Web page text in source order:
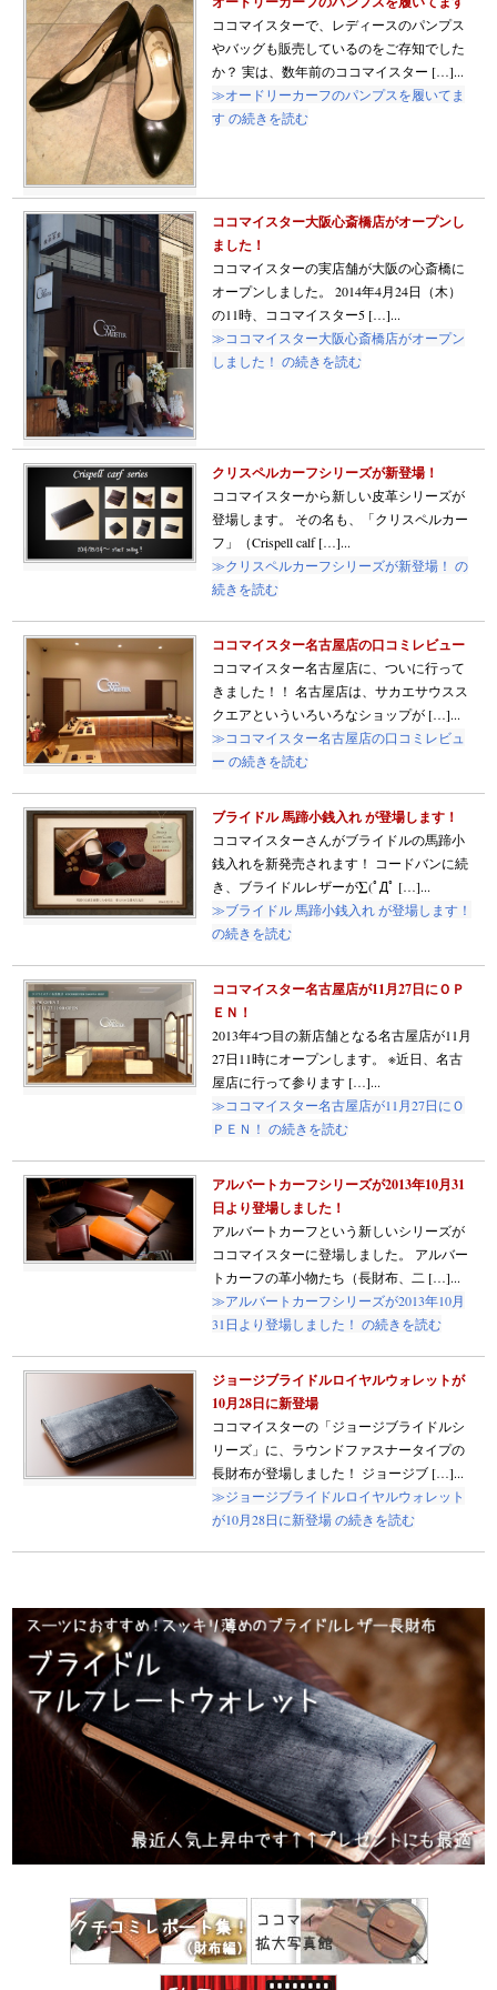
ココマイスターで、レディースのパンプス
やバッグも販売しているのをご存知でした
か？ 実は、数年前のココマイスター […]...
≫オードリーカーフのパンプスを履いてま
す の続きを読む
ココマイスター大阪心斎橋店がオープンし
ました！
ココマイスターの実店舗が大阪の心斎橋に
オープンしました。 2014年4月24日（木）
の11時、ココマイスター5 […]...
≫ココマイスター大阪心斎橋店がオープン
しました！ の続きを読む
クリスペルカーフシリーズが新登場！
ココマイスターから新しい皮革シリーズが
登場します。 その名も、「クリスペルカー
フ」（Crispell calf […]...
≫クリスペルカーフシリーズが新登場！ の
続きを読む
ココマイスター名古屋店の口コミレビュー
ココマイスター名古屋店に、ついに行って
きました！！ 名古屋店は、サカエサウスス
クエアといういろいろなショップが […]...
≫ココマイスター名古屋店の口コミレビュ
ー の続きを読む
ブライドル 馬蹄小銭入れ が登場します！
ココマイスターさんがブライドルの馬蹄小
銭入れを新発売されます！ コードバンに続
き、ブライドルレザーが∑(ﾟДﾟ […]...
≫ブライドル 馬蹄小銭入れ が登場します！
の続きを読む
ココマイスター名古屋店が11月27日にＯＰ
ＥＮ！
2013年4つ目の新店舗となる名古屋店が11月
27日11時にオープンします。 ※近日、名古
屋店に行って参ります […]...
≫ココマイスター名古屋店が11月27日にＯ
ＰＥＮ！ の続きを読む
アルバートカーフシリーズが2013年10月31
日より登場しました！
アルバートカーフという新しいシリーズが
ココマイスターに登場しました。 アルバー
トカーフの革小物たち（長財布、二 […]...
≫アルバートカーフシリーズが2013年10月
31日より登場しました！ の続きを読む
ジョージブライドルロイヤルウォレットが
10月28日に新登場
ココマイスターの「ジョージブライドルシ
リーズ」に、ラウンドファスナータイプの
長財布が登場しました！ ジョージブ […]...
≫ジョージブライドルロイヤルウォレット
が10月28日に新登場 の続きを読む